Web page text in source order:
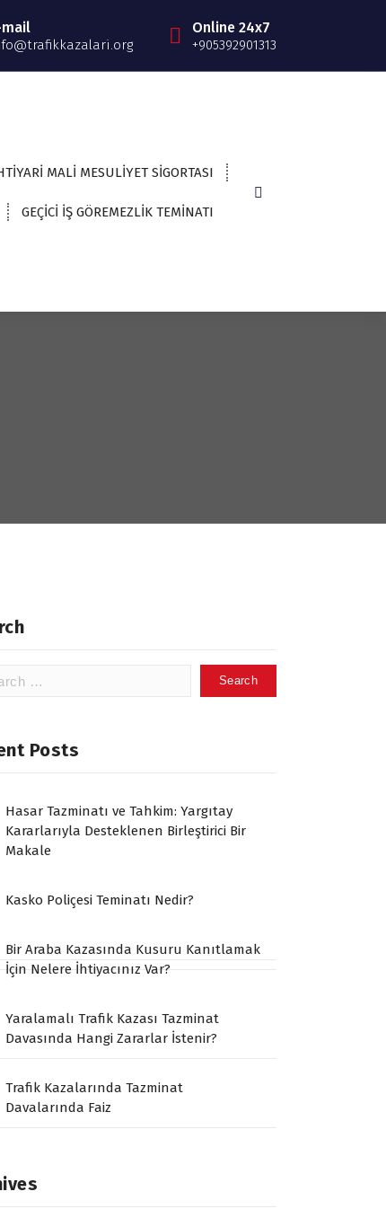
mail Online 24x7
+905392901313
MALİ MESULİYET SİGORTASI
GEÇİCİ İŞ GÖREMEZLİK TEMİNATI
Posts
Hasar Tazminatı ve Tahkim: Yargıtay
Kararlarıyla Desteklenen Birleştirici Bir
Makale
Kasko Poliçesi Teminatı Nedir?
Bir Araba Kazasında Kusuru Kanıtlamak
İçin Nelere İhtiyacınız Var?
Yaralamalı Trafik Kazası Tazminat
Davasında Hangi Zararlar İstenir?
Trafik Kazalarında Tazminat
Davalarında Faiz